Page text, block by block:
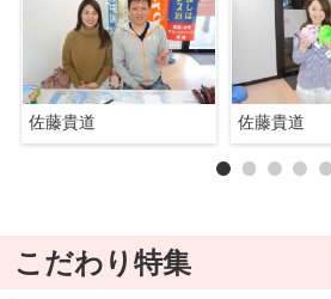
佐藤貴道 佐藤貴道
こだわり特集